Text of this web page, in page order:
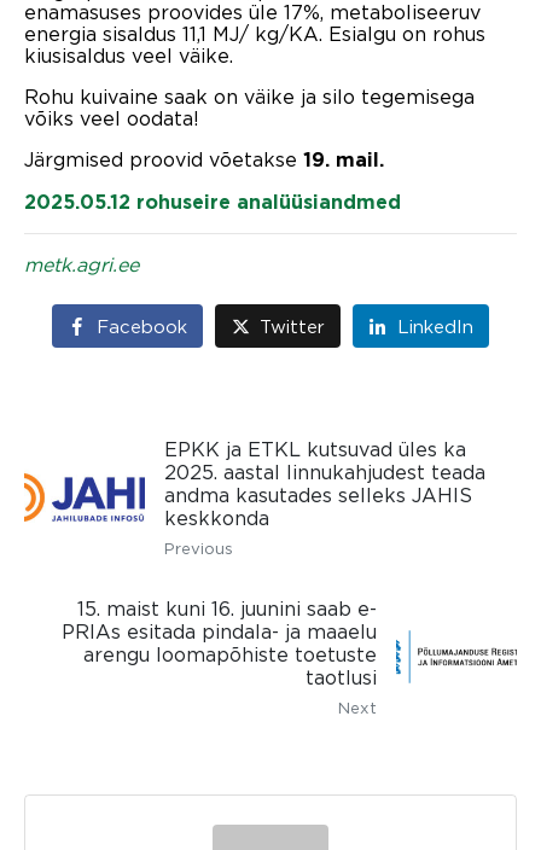
enamasuses proovides üle 17%, metaboliseeruv
energia sisaldus 11,1 MJ/ kg/KA. Esialgu on rohus
kiusisaldus veel väike.
Rohu kuivaine saak on väike ja silo tegemisega
võiks veel oodata!
Järgmised proovid võetakse 19. mail.
2025.05.12 rohuseire analüüsiandmed
metk.agri.ee
Facebook Twitter LinkedIn
EPKK ja ETKL kutsuvad üles ka
2025. aastal linnukahjudest teada
andma kasutades selleks JAHIS
keskkonda
Previous
15. maist kuni 16. juunini saab e-
PRIAs esitada pindala- ja maaelu
arengu loomapõhiste toetuste
taotlusi
Next